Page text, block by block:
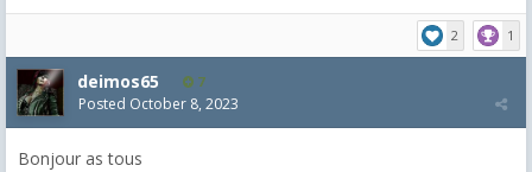
2 1
deimos65 7
Posted October 8, 2023
Bonjour as tous